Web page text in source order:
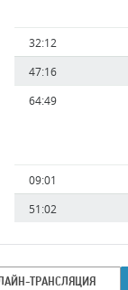
забившие
голы
Время Имя
игрока
32:12
47:16
64:49
Время Имя
игрока
09:01
51:02
ТРАНСЛЯЦИЯ